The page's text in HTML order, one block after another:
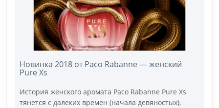
Новинка 2018 от Paco Rabanne — женский
Pure Xs
История женского аромата Paco Rabanne Pure Xs
тянется с далеких времен (начала девяностых),